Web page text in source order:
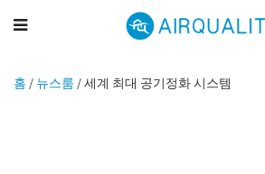
홈 / 뉴스룸 /세계 최대 공기정화 시스템